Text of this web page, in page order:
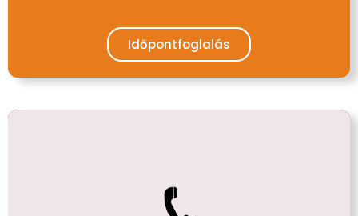
Időpontfoglalás